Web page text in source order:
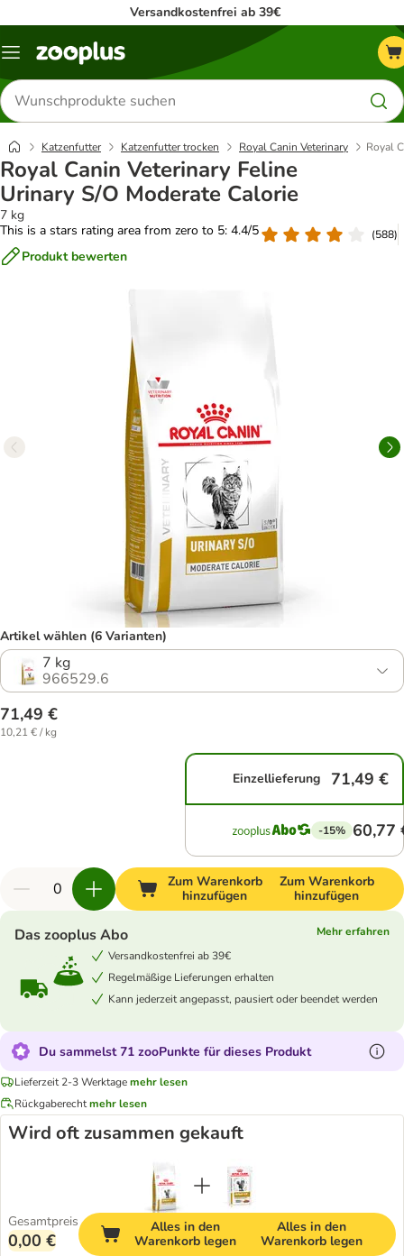
Versandkostenfrei ab 39€
Menü
Produkte
suchen
Katzenfutter Katzenfutter trocken Royal Canin Veterinary Royal
Royal Canin Veterinary Feline
Urinary S/O Moderate Calorie
7 kg
This is a stars rating area from zero to 5: 4.4/5
(588)
Produkt bewerten
Artikel wählen (6 Varianten)
7 kg
966529.6
71,49 €
10,21 € / kg
Einzellieferung 71,49 €
-15% 60,77
Zum Warenkorb
hinzufügen
Zum Warenkorb
hinzufügen
Das zooplus Abo
Mehr erfahren
Versandkostenfrei ab 39€
Regelmäßige Lieferungen erhalten
Kann jederzeit angepasst, pausiert oder beendet werden
Du sammelst 71 zooPunkte für dieses Produkt
Lieferzeit 2-3 Werktagemehr lesen
Rückgaberechtmehr lesen
Wird oft zusammen gekauft
Gesamtpreis
0,00 €
Alles in den
Warenkorb legen
Alles in den
Warenkorb legen